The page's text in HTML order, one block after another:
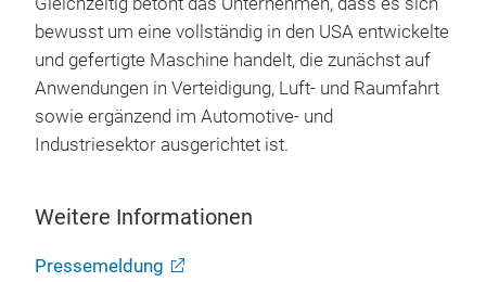
bewusst um eine vollständig in den USA entwickelte
und gefertigte Maschine handelt, die zunächst auf
Anwendungen in Verteidigung, Luft- und Raumfahrt
sowie ergänzend im Automotive- und
Industriesektor ausgerichtet ist.
Weitere Informationen
Pressemeldung